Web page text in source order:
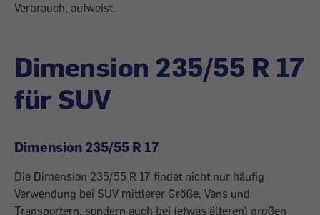
Verbrauch, aufweist.
Dimension 235/55 R 17
für SUV
Dimension 235/55 R 17
Die Dimension 235/55 R 17 findet nicht nur häufig
Verwendung bei SUV mittlerer Größe, Vans und
Transportern, sondern auch bei (etwas älteren) großen